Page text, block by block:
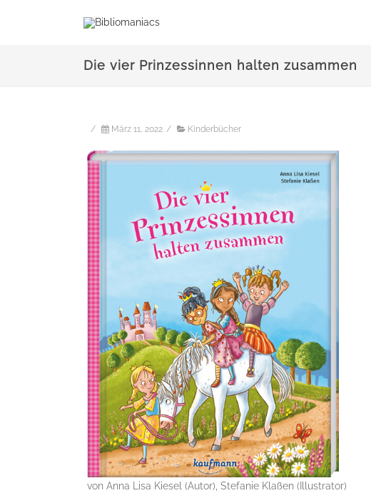
Die vier Prinzessinnen halten zusammen
/ März 11, 2022 / Kinderbücher
von Anna Lisa Kiesel (Autor), Stefanie Klaßen (Illustrator)